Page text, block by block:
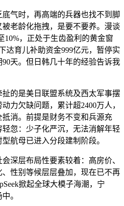
气时，再高端的兵器也找不到脚
老龄化拖拽，是要不要养。漫谈
10%，正处于生齿盈利的黄金窗
达育儿补助资金999亿元，暂停实
90天。但日韩几十年的经验告诉我
的是美日联盟系统及西太军事摆
力欠缺问题，累计超2400万人，
消。前提是财务不变和兵源充
忽：少子化严沉，无法消解年轻
航母已进入分段建制阶段。
层布局性要素较着：高房价、
性别等候层层叠加，现在已不再
掀起全球大模子海潮，宁
。